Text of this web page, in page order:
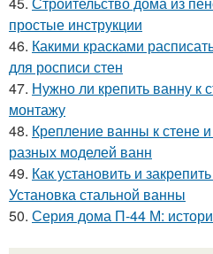
простые инструкции
46. Какими красками
для росписи стен
47. Нужно ли крепить ванну к
монтажу
48. Крепление ванны к стене
разных моделей ванн
49. Как установить и
Установка стальной ванны
50. Серия дома П-44 М: